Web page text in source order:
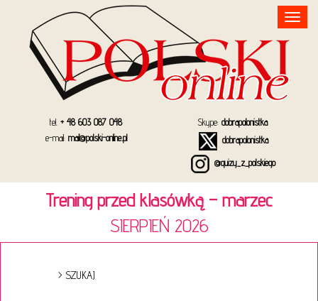
Toggle
navigation
tel. + 48 603 087 048
e-mail: mail@polski-online.pl
Skype: dobrapolonistka
dobrapolonistka
@quizy_z_polskiego
Trening przed klasówką – marzec
SIERPIEŃ 2026